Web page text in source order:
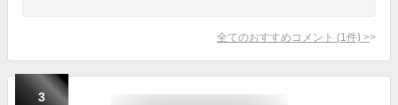
全てのおすすめコメント (1 件) >
3